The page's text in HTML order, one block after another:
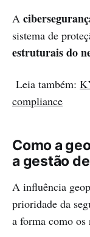
A
sistema de
estruturais do
Leia também:
compliance
Como a
a gestão
A influência
prioridade da
a forma como os